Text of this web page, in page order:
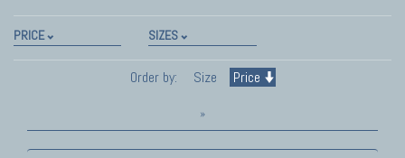
PRICE SIZES
Order by: Size Price
»